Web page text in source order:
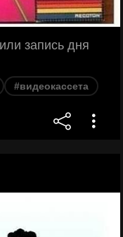
запись дня
#видеокассета